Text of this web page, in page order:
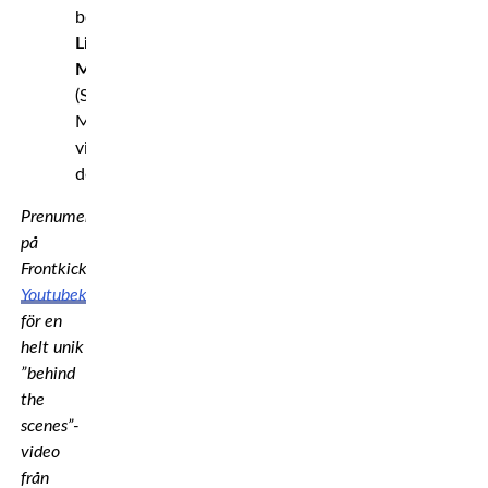
besegrade
Lisa
Mattsson
(Southside
Muaythai)
via
domslut
Prenumerera
på
Frontkicks
Youtubekanal
för en
helt unik
”behind
the
scenes”-
video
från